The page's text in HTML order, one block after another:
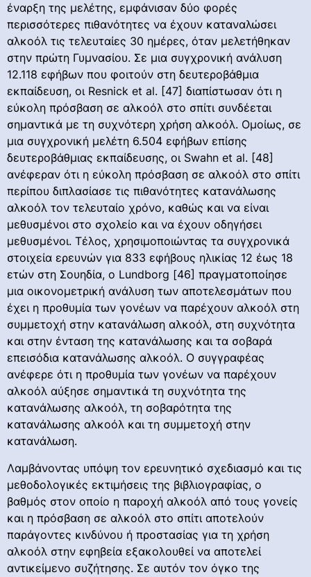
έναρξη της μελέτης, εμφάνισαν δύο φορές
περισσότερες πιθανότητες να έχουν καταναλώσει
αλκοόλ τις τελευταίες 30 ημέρες, όταν μελετήθηκαν
στην πρώτη Γυμνασίου. Σε μια συγχρονική ανάλυση
12.118 εφήβων που φοιτούν στη δευτεροβάθμια
εκπαίδευση, οι Resnick et al. [47] διαπίστωσαν ότι η
εύκολη πρόσβαση σε αλκοόλ στο σπίτι συνδέεται
σημαντικά με τη συχνότερη χρήση αλκοόλ. Ομοίως, σε
μια συγχρονική μελέτη 6.504 εφήβων επίσης
δευτεροβάθμιας εκπαίδευσης, οι Swahn et al. [48]
ανέφεραν ότι η εύκολη πρόσβαση σε αλκοόλ στο σπίτι
περίπου διπλασίασε τις πιθανότητες κατανάλωσης
αλκοόλ τον τελευταίο χρόνο, καθώς και να είναι
μεθυσμένοι στο σχολείο και να έχουν οδηγήσει
μεθυσμένοι. Τέλος, χρησιμοποιώντας τα συγχρονικά
στοιχεία ερευνών για 833 εφήβους ηλικίας 12 έως 18
ετών στη Σουηδία, ο Lundborg [46] πραγματοποίησε
μια οικονομετρική ανάλυση των αποτελεσμάτων που
έχει η προθυμία των γονέων να παρέχουν αλκοόλ στη
συμμετοχή στην κατανάλωση αλκοόλ, στη συχνότητα
και στην ένταση της κατανάλωσης και τα σοβαρά
επεισόδια κατανάλωσης αλκοόλ. Ο συγγραφέας
ανέφερε ότι η προθυμία των γονέων να παρέχουν
αλκοόλ αύξησε σημαντικά τη συχνότητα της
κατανάλωσης αλκοόλ, τη σοβαρότητα της
κατανάλωσης αλκοόλ και τη συμμετοχή στην
κατανάλωση.
Λαμβάνοντας υπόψη τον ερευνητικό σχεδιασμό και τις
μεθοδολογικές εκτιμήσεις της βιβλιογραφίας, ο
βαθμός στον οποίο η παροχή αλκοόλ από τους γονείς
και η πρόσβαση σε αλκοόλ στο σπίτι αποτελούν
παράγοντες κινδύνου ή προστασίας για τη χρήση
αλκοόλ στην εφηβεία εξακολουθεί να αποτελεί
αντικείμενο συζήτησης. Σε αυτόν τον όγκο της